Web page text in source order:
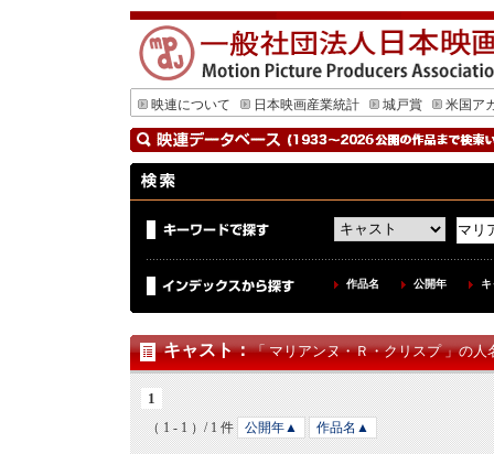
映連について 日本映画産業統計 城戸賞 米国ア
作品名 公開年
キャスト：「 マリアンヌ・Ｒ・クリスプ 」の人
1
（ 1 - 1 ）/ 1 件 公開年▲ 作品名▲